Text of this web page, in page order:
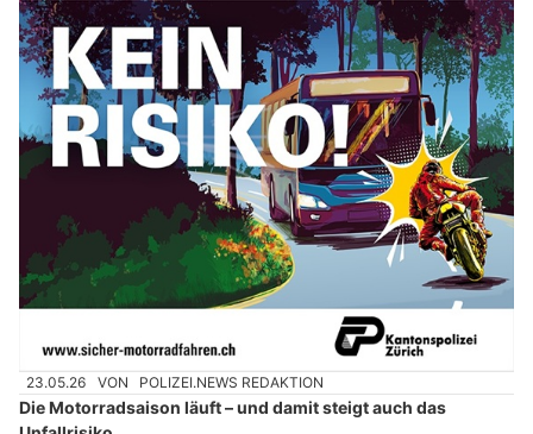
23.05.26 VON POLIZEI.NEWS REDAKTION
Die Motorradsaison läuft – und damit steigt auch das